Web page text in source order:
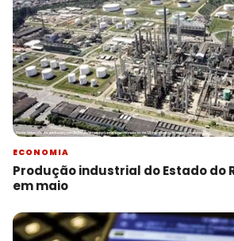
ECONOMIA
Produção industrial do Estado do
em maio